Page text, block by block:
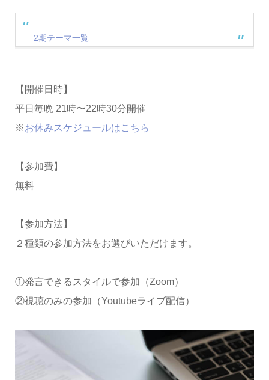
ファシリテーター：Noh Jesu（ノジェス）
ナビゲーター：緒方淳（おがた じゅん）
テーマ詳細をみる
7/2 （金）第269回
テーマ詳細をみる
6/16（水）第257回
6/18（金）第259回
ファシリテーター：Noh Jesu（ノジェス）
ナビゲーター：小林隆人（こばやし たかと）
テーマ詳細をみる
5/31（月）第246回
6/1 （火）第247回
6/4 （金）第250回
※5/27（木）はジーニマム入門編を開催のためお休みで
す。
ナビゲーター：長岡美妃（ながおか みき）
テーマ詳細をみる
2期テーマ一覧
【開催日時】
平日毎晩 21時〜22時30分開催
※お休みスケジュールはこちら
【参加費】
無料
【参加方法】
２種類の参加方法をお選びいただけます。
①発言できるスタイルで参加（Zoom）
②視聴のみの参加（Youtubeライブ配信）